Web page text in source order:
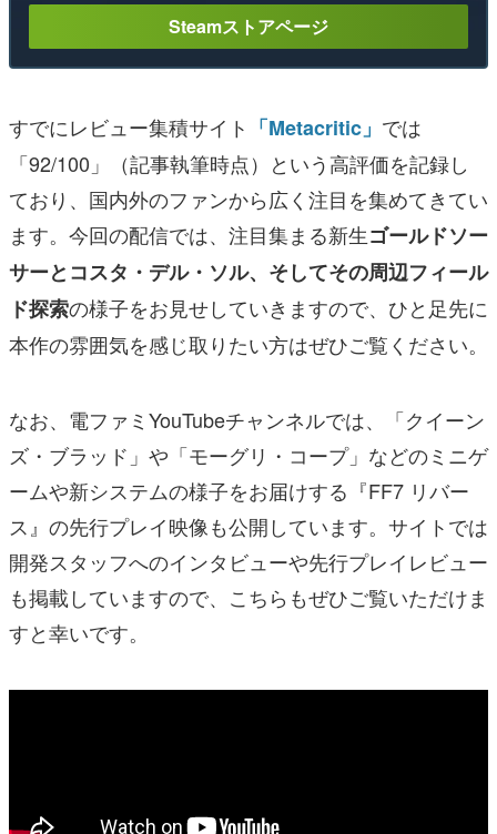
Steamストアページ
すでにレビュー集積サイト 「Metacritic」 では
「92/100」（記事執筆時点）という高評価を記録し
ており、国内外のファンから広く注目を集めてきてい
ます。今回の配信では、注目集まる新生ゴールドソー
サーとコスタ・デル・ソル、そしてその周辺フィール
ド探索の様子をお見せしていきますので、ひと足先に
本作の雰囲気を感じ取りたい方はぜひご覧ください。
なお、電ファミYouTubeチャンネルでは、「クイーン
ズ・ブラッド」や「モーグリ・コープ」などのミニゲ
ームや新システムの様子をお届けする『FF7 リバー
ス』の先行プレイ映像も公開しています。サイトでは
開発スタッフへのインタビューや先行プレイレビュー
も掲載していますので、こちらもぜひご覧いただけま
すと幸いです。